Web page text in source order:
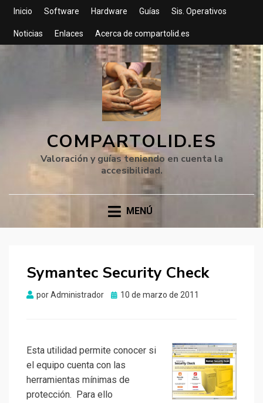
Inicio Software Hardware Guías Sis. Operativos
Noticias Enlaces Acerca de compartolid.es
COMPARTOLID.ES
Valoración y guías teniendo en cuenta la
accesibilidad.
MENÚ
Symantec Security Check
porAdministrador
Publicado
10 de marzo de 2011
Esta utilidad permite conocer si
el equipo cuenta con las
herramientas mínimas de
protección. Para ello